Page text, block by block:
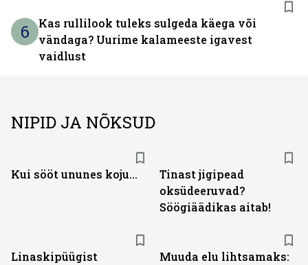
6
Kas rullilook tuleks sulgeda käega või
vändaga? Uurime kalameeste igavest
vaidlust
NIPID JA NÕKSUD
Kui sööt ununes koju...
Tinast jigipead
oksüdeeruvad?
Söögiäädikas aitab!
Linaskipüügist
Muuda elu lihtsamaks: